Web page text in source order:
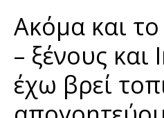
Ακόμα και
– ξένους
έχω βρεί